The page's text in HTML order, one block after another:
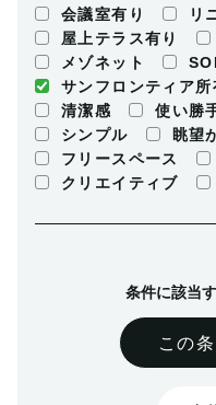
会議室有り
リ
屋上テラス有り
メゾネット
サンフロンティア所
清潔感
使い勝
シンプル
眺望
フリースペース
クリエイティブ
条件に該当
この